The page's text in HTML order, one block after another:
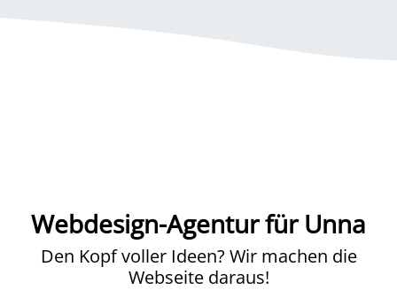
Webdesign-Agentur für Unna
Den Kopf voller Ideen? Wir machen die
Webseite daraus!